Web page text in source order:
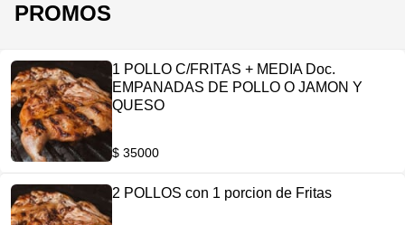
PROMOS
1 POLLO C/FRITAS + MEDIA Doc.
EMPANADAS DE POLLO O JAMON Y
QUESO
$ 35000
2 POLLOS con 1 porcion de Fritas